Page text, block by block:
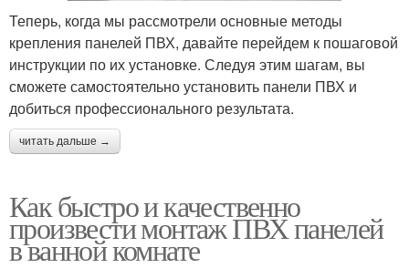
Теперь, когда мы рассмотрели основные методы
крепления панелей ПВХ, давайте перейдем к пошаговой
инструкции по их установке. Следуя этим шагам, вы
сможете самостоятельно установить панели ПВХ и
добиться профессионального результата.
читать дальше →
Как быстро и качественно
произвести монтаж ПВХ панелей
в ванной комнате